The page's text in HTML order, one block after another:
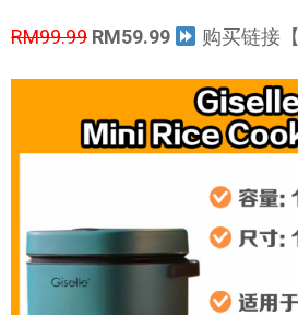
RM99.99 RM59.99 购买链接【